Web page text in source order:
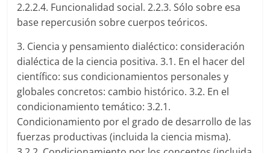
2.2.2.4. Funcionalidad social. 2.2.3. Sólo sobre esa
base repercusión sobre cuerpos teóricos.
3. Ciencia y pensamiento dialéctico: consideración
dialéctica de la ciencia positiva. 3.1. En el hacer del
científico: sus condicionamientos personales y
globales concretos: cambio histórico. 3.2. En el
condicionamiento temático: 3.2.1.
Condicionamiento por el grado de desarrollo de las
fuerzas productivas (incluida la ciencia misma).